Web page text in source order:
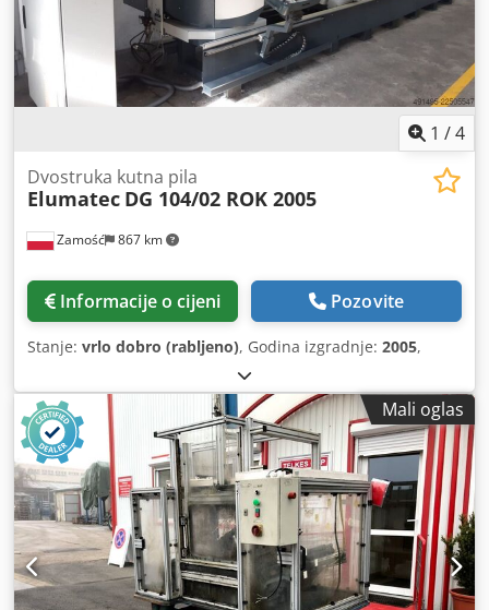
1 /4
Zamość 867 km
Dvostruka kutna pila
Elumatec DG 104/02 ROK 2005
Informacije o cijeni Pozovite
Stanje: vrlo dobro (rabljeno), Godina izgradnje: 2005,
Mali oglas